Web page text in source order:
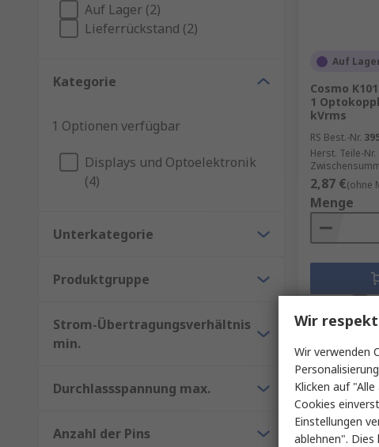
Auf Lager (2)
Lieferrückstand (2)
Kategorie
1 Optionen verfügbar
Displays und Optoelektronik
(4)
Unterkategorie
Produktgruppe
Strom-Übertragungsverhältnis
min.
Durchlassspannung max.
Anzahl der Pins
Auf
Cosmo
1
kVrms
RS Best.-Nr.
Herst. Teile-Nr.
2,87 €(ohne
Menge
Wir
Wir verwenden
Klicken auf
Cookies
Einstellungen
ablehnen".